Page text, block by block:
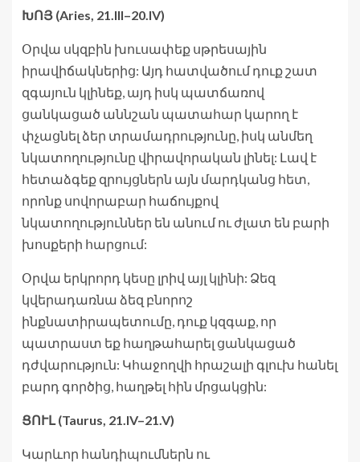
ԽՈՅ (Aries, 21.III–20.IV)
Օրվա սկզբին խուսափեք սթրեսային
իրավիճակներից: Այդ հատվածում դուք շատ
զգայուն կլինեք, այդ իսկ պատճառով
ցանկացած աննշան պատահար կարող է
փչացնել ձեր տրամադրությունը, իսկ անմեղ
նկատողությունը վիրավորական լինել: Լավ է
հետաձգեք զրույցներն այն մարդկանց հետ,
որոնք սովորաբար հաճույքով
նկատողություններ են անում ու ժլատ են բարի
խոսքերի հարցում:
Օրվա երկրորդ կեսը լրիվ այլ կլինի: Ձեզ
կվերադառնա ձեզ բնորոշ
ինքնատիրապետումը, դուք կզգաք, որ
պատրաստ եք հաղթահարել ցանկացած
դժվարություն: Կհաջողվի հրաշալի գլուխ հանել
բարդ գործից, հաղթել հին մրցակցին:
ՑՈՒԼ (Taurus, 21.IV–21.V)
Կարևոր հանդիպումներն ու